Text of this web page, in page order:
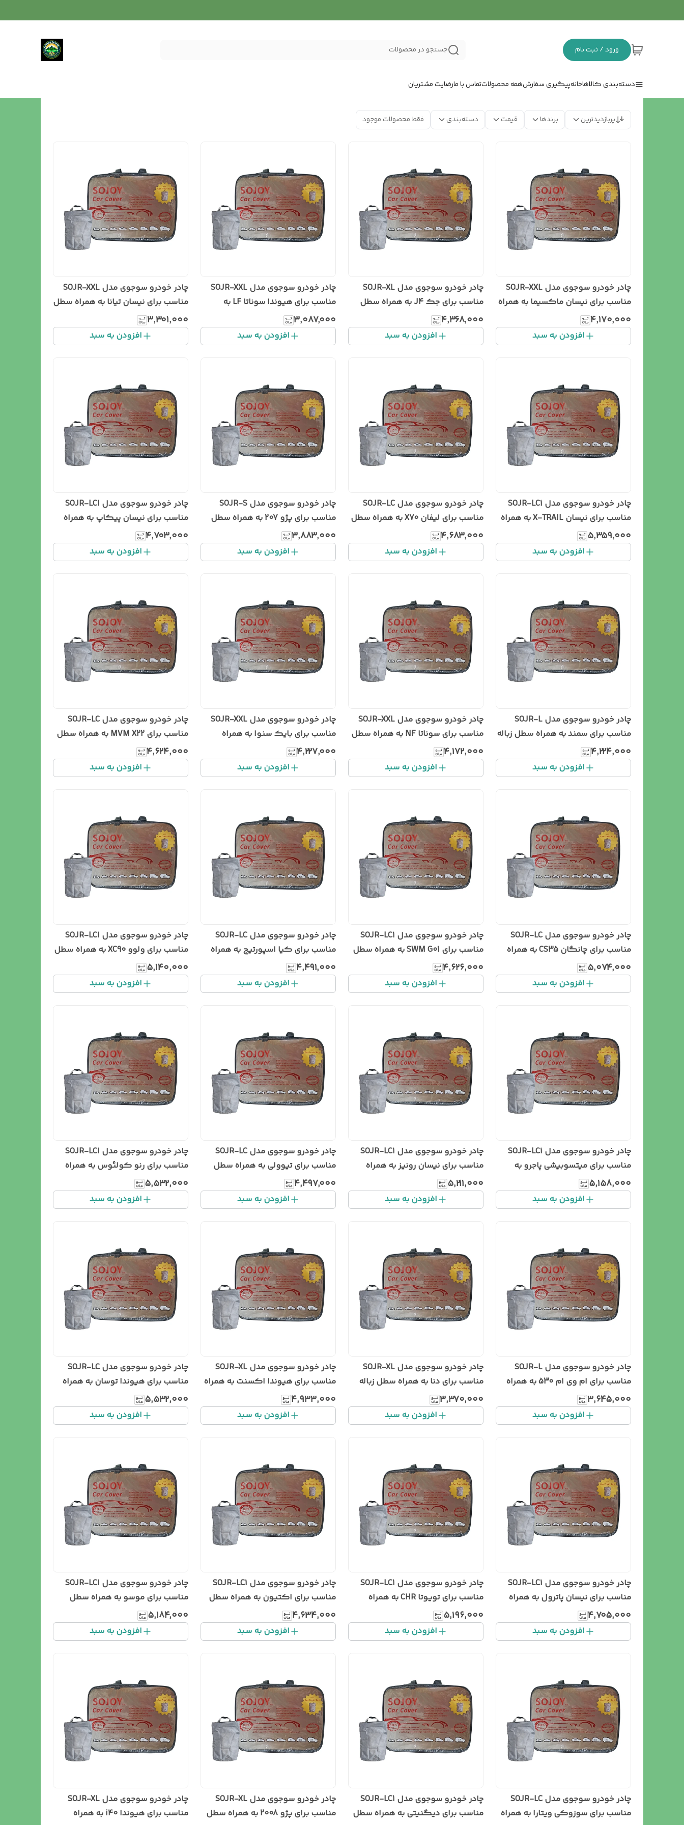
ورود / ثبت نام جستجو در محصولات
دسته‌بندی کالاهاخانهپیگیری سفارشهمه محصولاتتماس با مارضایت مشتریان
پربازدیدترین برندها قیمت دسته‌بندی فقط محصولات موجود
چادر خودرو سوجوی مدل SOJR-XXL
مناسب برای نیسان ماکسیما به همراه
سطل زباله خودرو
۴٬۱۷۰٬۰۰۰
افزودن به سبد
چادر خودرو سوجوی مدل SOJR-XL
مناسب برای جک J4 به همراه سطل
زباله خودرو
۴٬۳۶۸٬۰۰۰
افزودن به سبد
چادر خودرو سوجوی مدل SOJR-XXL
مناسب برای هیوندا سوناتا LF به
همراه سطل زباله خودرو
۳٬۰۸۷٬۰۰۰
افزودن به سبد
چادر خودرو سوجوی مدل SOJR-XXL
مناسب برای نیسان تیانا به همراه سطل
زباله خودرو
۳٬۳۰۱٬۰۰۰
افزودن به سبد
چادر خودرو سوجوی مدل SOJR-LC1
مناسب برای نیسان X-TRAIL به همراه
سطل زباله خودرو
۵٬۳۵۹٬۰۰۰
افزودن به سبد
چادر خودرو سوجوی مدل SOJR-LC
مناسب برای لیفان X70 به همراه سطل
زباله خودرو
۴٬۶۸۳٬۰۰۰
افزودن به سبد
چادر خودرو سوجوی مدل SOJR-S
مناسب برای پژو 207 به همراه سطل
زباله خودرو
۳٬۸۸۳٬۰۰۰
افزودن به سبد
چادر خودرو سوجوی مدل SOJR-LC1
مناسب برای نیسان پیکاپ به همراه
سطل زباله خودرو
۴٬۷۰۳٬۰۰۰
افزودن به سبد
چادر خودرو سوجوی مدل SOJR-L
مناسب برای سمند به همراه سطل زباله
خودرو
۴٬۲۲۴٬۰۰۰
افزودن به سبد
چادر خودرو سوجوی مدل SOJR-XXL
مناسب برای سوناتا NF به همراه سطل
زباله خودرو
۴٬۱۷۲٬۰۰۰
افزودن به سبد
چادر خودرو سوجوی مدل SOJR-XXL
مناسب برای بایک سنوا به همراه
سطل زباله خودرو
۴٬۲۲۷٬۰۰۰
افزودن به سبد
چادر خودرو سوجوی مدل SOJR-LC
مناسب برای MVM X22 به همراه سطل
زباله خودرو
۴٬۶۲۴٬۰۰۰
افزودن به سبد
چادر خودرو سوجوی مدل SOJR-LC
مناسب برای چانگان CS35 به همراه
سطل زباله خودرو
۵٬۰۷۴٬۰۰۰
افزودن به سبد
چادر خودرو سوجوی مدل SOJR-LC1
مناسب برای SWM G01 به همراه سطل
زباله خودرو
۴٬۶۲۶٬۰۰۰
افزودن به سبد
چادر خودرو سوجوی مدل SOJR-LC
مناسب برای کیا اسپورتیج به همراه
سطل زباله خودرو
۴٬۴۹۱٬۰۰۰
افزودن به سبد
چادر خودرو سوجوی مدل SOJR-LC1
مناسب برای ولوو XC90 به همراه سطل
زباله خودرو
۵٬۱۴۰٬۰۰۰
افزودن به سبد
چادر خودرو سوجوی مدل SOJR-LC1
مناسب برای میتسوبیشی پاجرو به
همراه سطل زباله خودرو
۵٬۱۵۸٬۰۰۰
افزودن به سبد
چادر خودرو سوجوی مدل SOJR-LC1
مناسب برای نیسان رونیز به همراه
سطل زباله خودرو
۵٬۲۱۱٬۰۰۰
افزودن به سبد
چادر خودرو سوجوی مدل SOJR-LC
مناسب برای تیوولی به همراه سطل
زباله خودرو
۴٬۴۹۷٬۰۰۰
افزودن به سبد
چادر خودرو سوجوی مدل SOJR-LC1
مناسب برای رنو کولئوس به همراه
سطل زباله خودرو
۵٬۵۳۲٬۰۰۰
افزودن به سبد
چادر خودرو سوجوی مدل SOJR-L
مناسب برای ام وی ام 530 به همراه
سطل زباله خودرو
۳٬۶۴۵٬۰۰۰
افزودن به سبد
چادر خودرو سوجوی مدل SOJR-XL
مناسب برای دنا به همراه سطل زباله
خودرو
۳٬۳۷۰٬۰۰۰
افزودن به سبد
چادر خودرو سوجوی مدل SOJR-XL
مناسب برای هیوندا اکسنت به همراه
سطل زباله خودرو
۴٬۹۳۳٬۰۰۰
افزودن به سبد
چادر خودرو سوجوی مدل SOJR-LC
مناسب برای هیوندا توسان به همراه
سطل زباله خودرو
۵٬۵۳۲٬۰۰۰
افزودن به سبد
چادر خودرو سوجوی مدل SOJR-LC1
مناسب برای نیسان پاترول به همراه
سطل زباله خودرو
۴٬۷۰۵٬۰۰۰
افزودن به سبد
چادر خودرو سوجوی مدل SOJR-LC1
مناسب برای تویوتا CHR به همراه
سطل زباله خودرو
۵٬۱۹۶٬۰۰۰
افزودن به سبد
چادر خودرو سوجوی مدل SOJR-LC1
مناسب برای اکتیون به همراه سطل
زباله خودرو
۴٬۶۳۴٬۰۰۰
افزودن به سبد
چادر خودرو سوجوی مدل SOJR-LC1
مناسب برای موسو به همراه سطل
زباله خودرو
۵٬۱۸۴٬۰۰۰
افزودن به سبد
چادر خودرو سوجوی مدل SOJR-LC
مناسب برای سوزوکی ویتارا به همراه
چادر خودرو سوجوی مدل SOJR-LC1
مناسب برای دیگنیتی به همراه سطل
چادر خودرو سوجوی مدل SOJR-XL
مناسب برای پژو 2008 به همراه سطل
چادر خودرو سوجوی مدل SOJR-XL
مناسب برای هیوندا i40 به همراه